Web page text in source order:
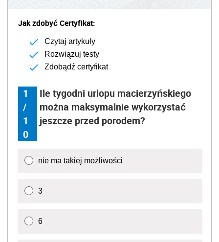
Jak zdobyć Certyfikat:
Czytaj artykuły
Rozwiązuj testy
Zdobądź certyfikat
1
/
1
0
Ile tygodni urlopu macierzyńskiego
można maksymalnie wykorzystać
jeszcze przed porodem?
nie ma takiej możliwości
3
6